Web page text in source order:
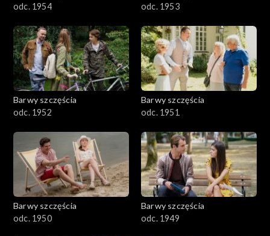
odc. 1954
odc. 1953
Barwy szczęścia
odc. 1952
Barwy szczęścia
odc. 1951
Barwy szczęścia
odc. 1950
Barwy szczęścia
odc. 1949